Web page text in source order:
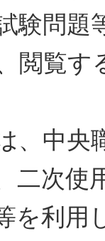
問題
閲覧
、中央
二次使
を利用